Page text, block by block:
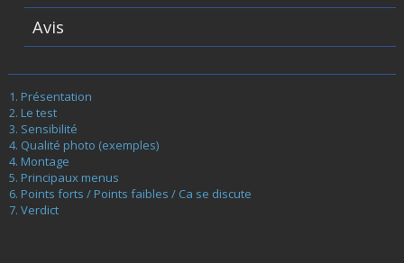
Avis
Présentation
Le test
Sensibilité
Qualité photo (exemples)
Montage
Principaux menus
Points forts / Points faibles / Ca se discute
Verdict